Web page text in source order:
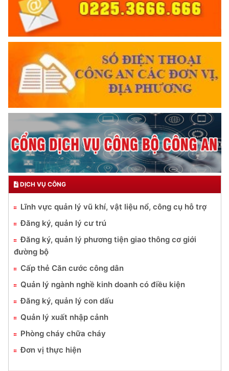
DỊCH VỤ CÔNG
Lĩnh vực quản lý vũ khí, vật liệu nổ, công cụ hỗ trợ
Đăng ký, quản lý cư trú
Đăng ký, quản lý phương tiện giao thông cơ giới
đường bộ
Cấp thẻ Căn cước công dân
Quản lý ngành nghề kinh doanh có điều kiện
Đăng ký, quản lý con dấu
Quản lý xuất nhập cảnh
Phòng cháy chữa cháy
Đơn vị thực hiện